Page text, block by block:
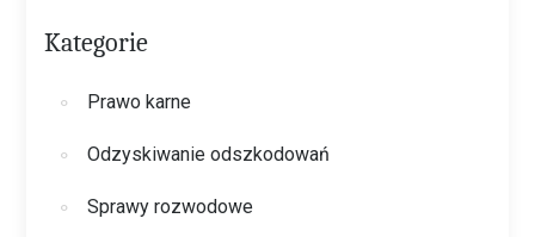
Kategorie
Prawo karne
Odzyskiwanie odszkodowań
Sprawy rozwodowe